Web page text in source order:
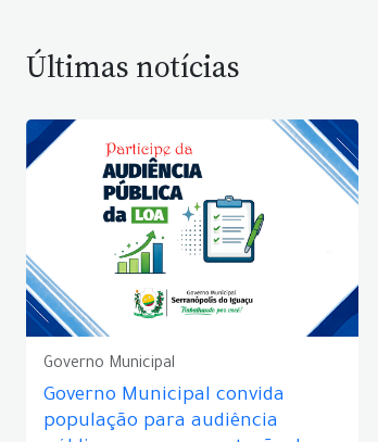
Últimas notícias
Governo Municipal
Governo Municipal convida
população para audiência